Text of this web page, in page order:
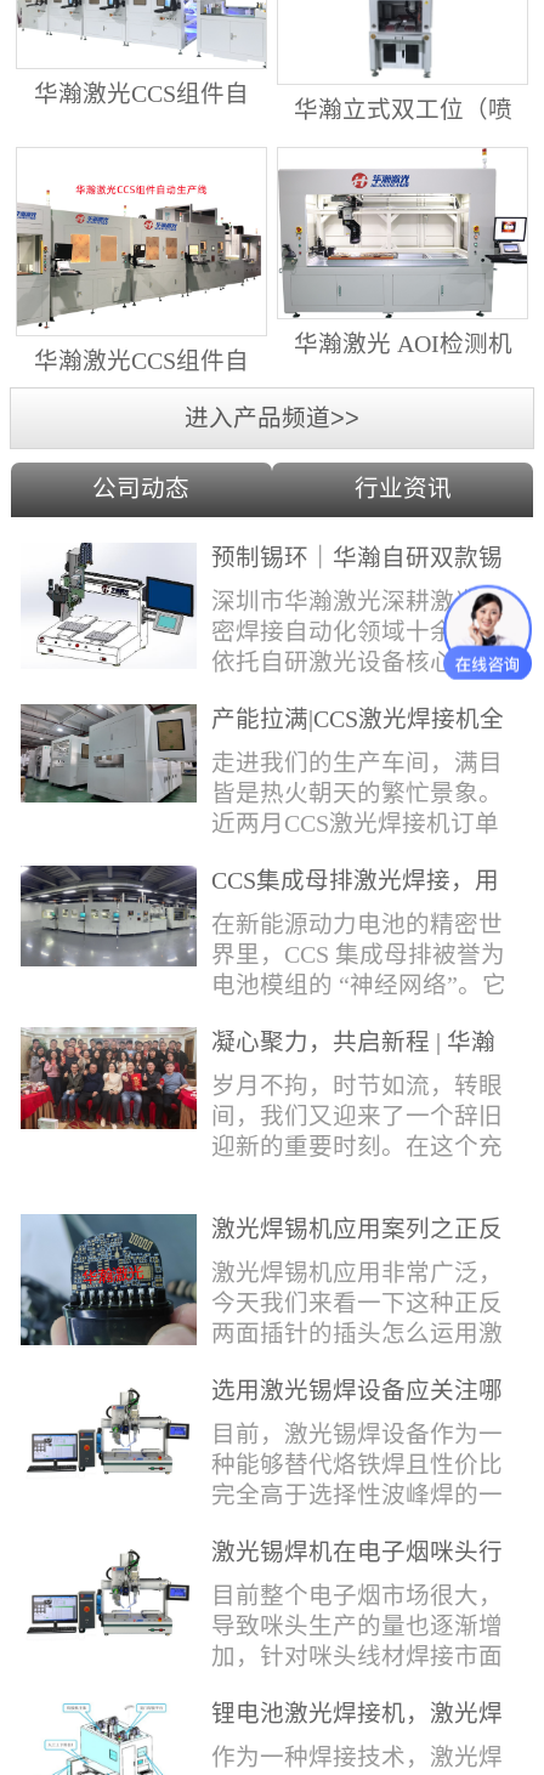
华瀚激光CCS组件自
动生产线（纵向线）
华瀚立式双工位（喷
射锡膏）激光焊锡机
华瀚激光CCS组件自
动生产线（横向线）
华瀚激光 AOI检测机
（型号HA18DM6)
进入产品频道>>
公司动态 行业资讯
预制锡环｜华瀚自研双款锡
环机，实现焊点标准化量产
深圳市华瀚激光深耕激光精
密焊接自动化领域十余年，
依托自研激光设备核心技
环挤压成型机、多功能锡环
卷绕成型机，两套专业锡环
制备设备，预制标准化锡环
搭配激光定点熔锡工艺，从
方位解决精密电子量产焊接
痛点。预制锡环焊接工艺预
制锡环焊接工艺，核心优势
明显：1.锡料定量可控：锡
环设备提前卷绕/挤压成型，
每一枚锡环锡含量标准化，
激光一次性熔融，焊点大
小、锡厚高度统一...
产能拉满|CCS激光焊接机全
力量产冲刺
走进我们的生产车间，满目
皆是热火朝天的繁忙景象。
近两月CCS激光焊接机订单
和，全员火力全开，全力奔
赴交付节点，用硬核产能响
应市场需求，用严苛品质回
馈每一份客户信任。市场认
的技术、高效智能的生产优
势与零缺陷的品控标准，我
们的CCS激光焊接机持续斩
获大量订单，近两月产能全
开、排期紧凑，生产线有序
整机调试、性能检测到成品
CCS集成母排激光焊接，用
微米级工艺守护新能源电池
生命线
在新能源动力电池的精密世
界里，CCS 集成母排被誉为
电池模组的 “神经网络”。它
电，更承载着电压、温度信
号的实时采集，是连接电芯
与BMS电池管理系统的关键
桥梁。而连接这一切的，正
领域十余载，没有华丽的措
辞，只有最朴实的工艺呈
现，为客户解决实实在在的
落地生产难题。决定电池安
全的“微米关卡”随着新能源
汽车与储能市场爆发式增
凝心聚力，共启新程 | 华瀚
激光年度盛典
岁月不拘，时节如流，转眼
间，我们又迎来了一个辞旧
迎新的重要时刻。在这个充
堂，共同回顾了过去一年的
奋斗与辉煌，分享了成功的
喜悦，并对新的一年充满了
无限憧憬。回望过去，铭记
经理尹建中先生发表了振奋
人心的讲话。他首先对全体
员工在过去一年中的辛勤付
出和卓越贡献表示了最衷心
的感谢，并全面回顾了公司
在过去一年里取得的各项成
激光焊锡机应用案列之正反
两面插针焊接
激光焊锡机应用非常广泛，
今天我们来看一下这种正反
两面插针的插头怎么运用激
反两面都有插针的插头，其
焊接的方式还是有一定的难
点的，第一回流焊和自动烙
铁焊都不合适，因为对面一
会烫伤，在加上有干涉，烙
铁头不方便下去，目前在大
多数情况只能采用人工焊
接，目前人工成本贵，流动
性大，焊接的品质也难保
证。 但采用激光...
选用激光锡焊设备应关注哪
些方面
目前，激光锡焊设备作为一
种能够替代烙铁焊且性价比
完全高于选择性波峰焊的一
来越多的企业关注与使用，
那么在选择激光锡焊设备方
面应该关注哪几点哪？
其一，激光锡焊接设备上
动力核心部件，激光器肯定
是锡焊接设备最至关重要的
一环。目前作为激光锡焊接
激光锡焊机在电子烟咪头行
业的应用
目前整个电子烟市场很大，
导致咪头生产的量也逐渐增
加，针对咪头线材焊接市面
统烙铁焊接，优势价格便
宜，咪头焊接自动化生产线
锂电池激光焊接机，激光焊
锡机厂家如何选？
作为一种焊接技术，激光焊